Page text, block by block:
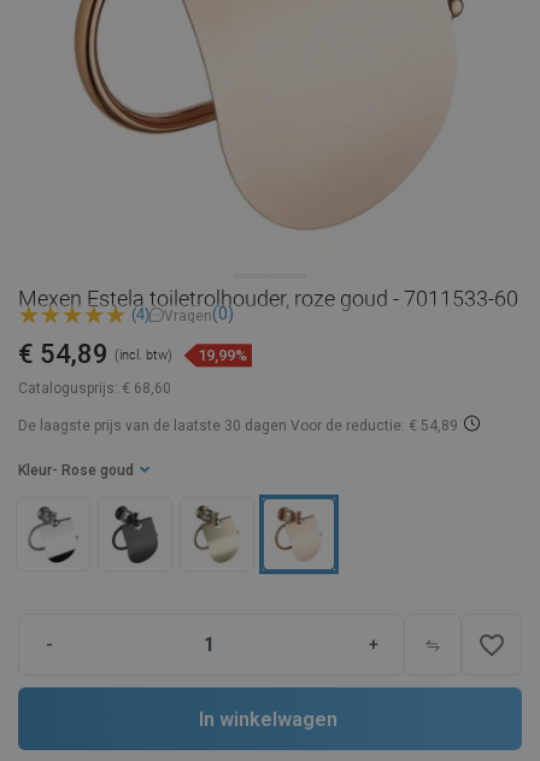
Mexen Estela toiletrolhouder, roze goud - 7011533-60
(4) Vragen(0)
Catalogusprijs: € 68,60
€ 54,89 (incl. btw) 19,99%
De laagste prijs van de laatste 30 dagen Voor de reductie: € 54,89
Kleur - Rose goud
- + favorite_border
In winkelwagen